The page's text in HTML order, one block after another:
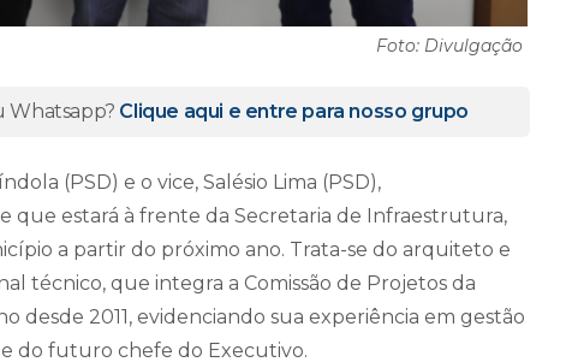
Foto: Divulgação
Whatsapp? Clique aqui e entre para nosso grupo
(PSD) e o vice, Salésio Lima (PSD),
que estará à frente da Secretaria de Infraestrutura,
a partir do próximo ano. Trata-se do arquiteto e
técnico, que integra a Comissão de Projetos da
desde 2011, evidenciando sua experiência em gestão
do futuro chefe do Executivo.